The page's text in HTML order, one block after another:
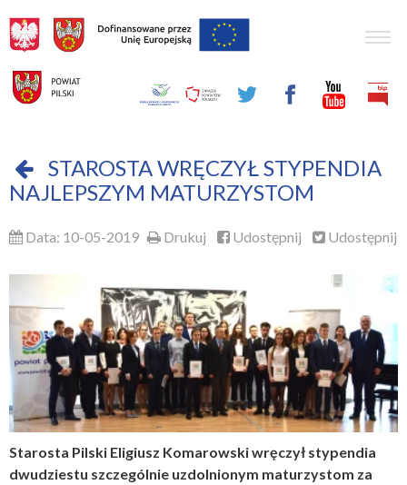
STAROSTA WRĘCZYŁ STYPENDIA
NAJLEPSZYM MATURZYSTOM
Data: 10-05-2019 Drukuj Udostępnij Udostępnij
Starosta Pilski Eligiusz Komarowski wręczył stypendia
dwudziestu szczególnie uzdolnionym maturzystom za